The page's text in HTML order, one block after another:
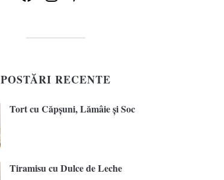
POSTĂRI RECENTE
Tort cu Căpșuni, Lămâie și Soc
Tiramisu cu Dulce de Leche